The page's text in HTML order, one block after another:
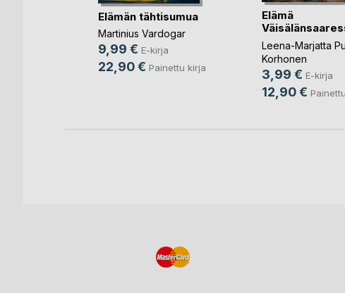
Elämän tähtisumua
Martinius Vardogar
9,99 € E-kirja
22,90 € Painettu kirja
Elämä
Leena-Marjatta
Korhonen
3,99 € E-kirja
12,90 €